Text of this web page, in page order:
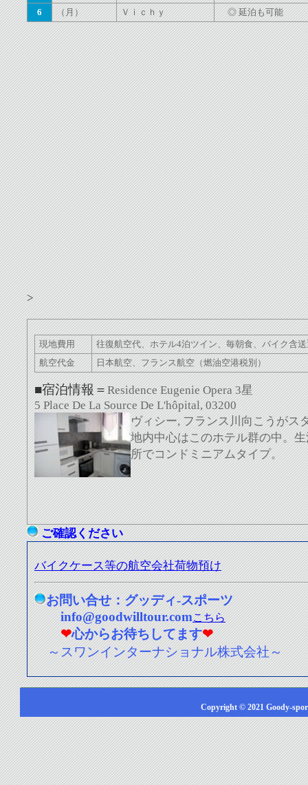
6
（月） Ｖｉｃｈｙ ◎ 延泊も可能
>
現地費用
往復航空代、ホテル4泊ツイン、毎朝食、バイク含
航空代金
日本航空、フランス航空（燃油空港税別）
■宿泊情報＝ Residence Eugenie Opera 3星
5 Place De La Source De L'hôpital, 03200
ヴィシー, フランス 川向こうがス
地内中心はこのホテル群の中。
所でコンドミニアムタイプ。
ご確認ください
バイクケース等の航空会社荷物預け
お問い合せ：グッディ-スポーツ
info@goodwilltour.comこちら
❤心からお待ちしてます❤
～スワンインターナショナル株式会社～
Copyright © 2021 Goody-